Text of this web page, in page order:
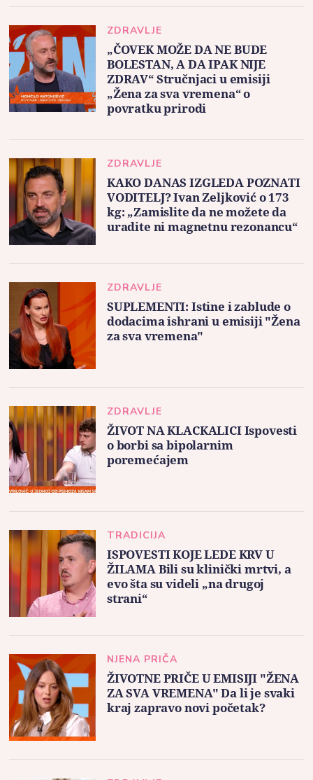
ZDRAVLJE
„ČOVEK MOŽE DA NE BUDE
BOLESTAN, A DA IPAK NIJE
ZDRAV“ Stručnjaci u emisiji
„Žena za sva vremena“ o
povratku prirodi
ZDRAVLJE
KAKO DANAS IZGLEDA POZNATI
VODITELJ? Ivan Zeljković o 173
kg: „Zamislite da ne možete da
uradite ni magnetnu rezonancu“
ZDRAVLJE
SUPLEMENTI: Istine i zablude o
dodacima ishrani u emisiji "Žena
za sva vremena"
ZDRAVLJE
ŽIVOT NA KLACKALICI Ispovesti
o borbi sa bipolarnim
poremećajem
TRADICIJA
ISPOVESTI KOJE LEDE KRV U
ŽILAMA Bili su klinički mrtvi, a
evo šta su videli „na drugoj
strani“
NJENA PRIČA
ŽIVOTNE PRIČE U EMISIJI "ŽENA
ZA SVA VREMENA" Da li je svaki
kraj zapravo novi početak?